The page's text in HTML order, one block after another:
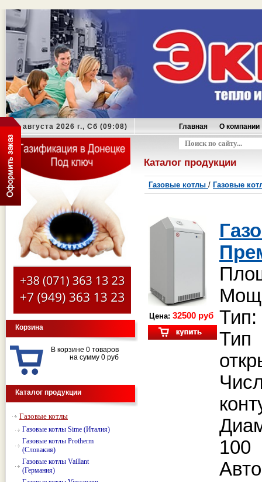
08 августа 2026 г., Сб (09:08) Главная
О компании
Оформить заказ
Корзина
В корзине 0 товаров
на сумму 0 руб
Каталог продукции
Газовые котлы
Газовые котлы Sime (Италия)
Газовые котлы Protherm
(Словакия)
Газовые котлы Vaillant
(Германия)
Каталог продукции
Газовые котлы / Газовые
Цена: 32500 руб
Тип:
100